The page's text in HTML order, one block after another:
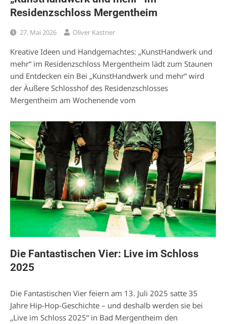
Residenzschloss Mergentheim
27. Mai 2026 Oliver Kastner
Kreative Ideen und Handgemachtes: „KunstHandwerk und
mehr“ im Residenzschloss Mergentheim lädt zum Staunen
und Entdecken ein Bei „KunstHandwerk und mehr“ wird
der Äußere Schlosshof des Residenzschlosses
Mergentheim am Wochenende vom
Die Fantastischen Vier: Live im Schloss
2025
Die Fantastischen Vier feiern am 13. Juli 2025 satte 35
Jahre Hip-Hop-Geschichte – und deshalb werden sie bei
„Live im Schloss 2025“ in Bad Mergentheim den